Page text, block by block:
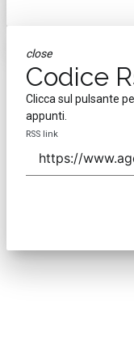
close
Codice
Clicca sul pulsante
appunti.
RSS link